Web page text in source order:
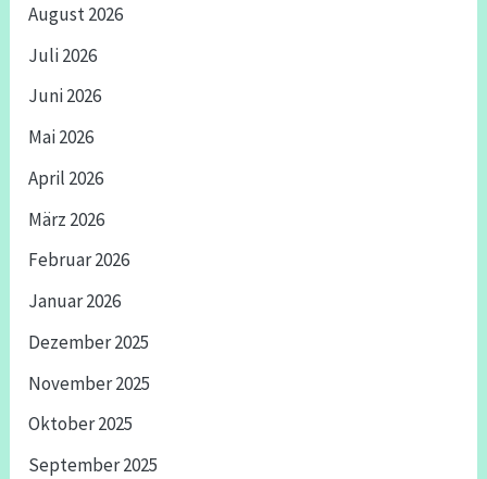
August 2026
Juli 2026
Juni 2026
Mai 2026
April 2026
März 2026
Februar 2026
Januar 2026
Dezember 2025
November 2025
Oktober 2025
September 2025